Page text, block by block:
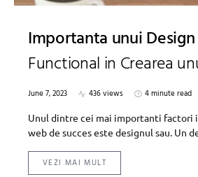
Importanta unui
Functional in Crearea
June 7, 2023 436 views
4 minute read
Unul dintre cei mai importanti factori
web de succes este designul sau. Un
VEZI MAI MULT